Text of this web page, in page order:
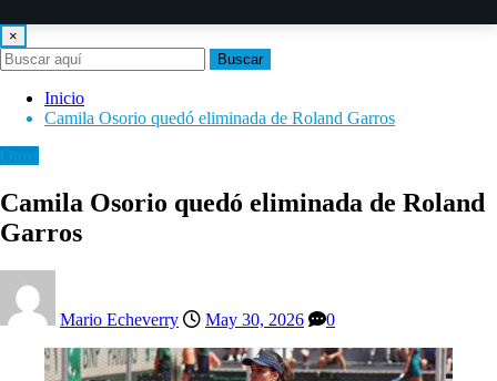
×
Buscar
Inicio
Camila Osorio quedó eliminada de Roland Garros
Camila Osorio quedó eliminada de Roland
Garros
Mario Echeverry May 30, 2026 0